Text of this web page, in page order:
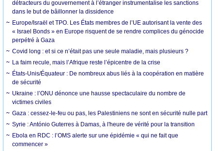
détracteurs du gouvernement à l’étranger instrumentalise les sanctions
dans le but de bâillonner la dissidence
Europe/Israël et TPO. Les États membres de l’UE autorisant la vente des
« Israel Bonds » en Europe risquent de se rendre complices du génocide
perpétré à Gaza
Covid long : et si ce n’était pas une seule maladie, mais plusieurs ?
La faim recule, mais l’Afrique reste l’épicentre de la crise
États-Unis/Équateur : De nombreux abus liés à la coopération en matière
de sécurité
Ukraine : l’ONU dénonce une hausse spectaculaire du nombre de
victimes civiles
Gaza : cessez-le-feu ou pas, les Palestiniens ne sont en sécurité nulle part
Syrie : António Guterres à Damas, à l'heure de vérité pour la transition
Ebola en RDC : l’OMS alerte sur une épidémie « qui ne fait que
commencer »